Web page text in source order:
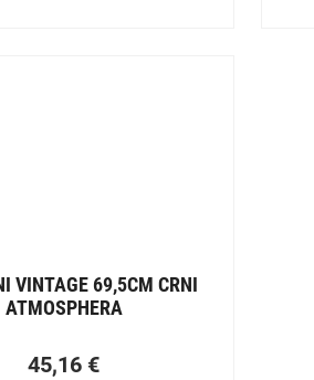
VINTAGE 69,5CM CRNI
ATMOSPHERA
45,16 €